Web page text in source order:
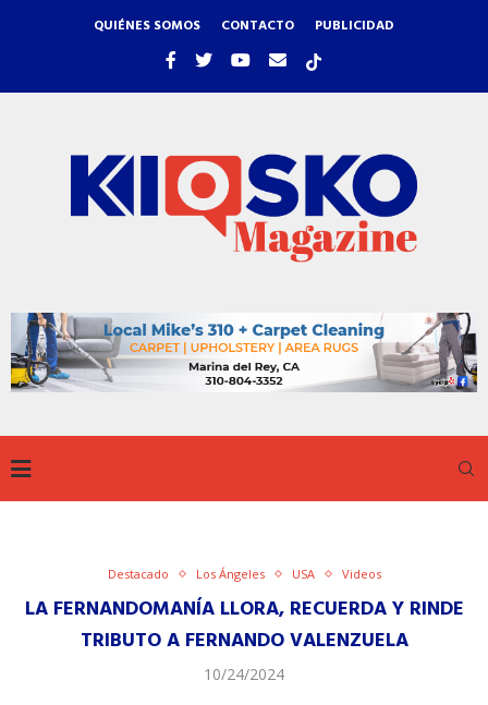
QUIÉNES SOMOS CONTACTO PUBLICIDAD
Destacado Los Ángeles USA Videos
LA FERNANDOMANÍA LLORA, RECUERDA Y RINDE
TRIBUTO A FERNANDO VALENZUELA
10/24/2024